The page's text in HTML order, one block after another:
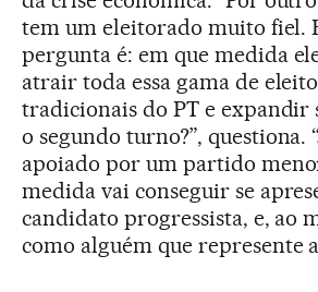
tem um eleitorado muito fiel.
pergunta é: em que medida
atrair toda essa gama de
tradicionais do PT e expandir
o segundo turno?”, questiona.
apoiado por um partido
medida vai conseguir se
candidato progressista, e, ao
como alguém que represente